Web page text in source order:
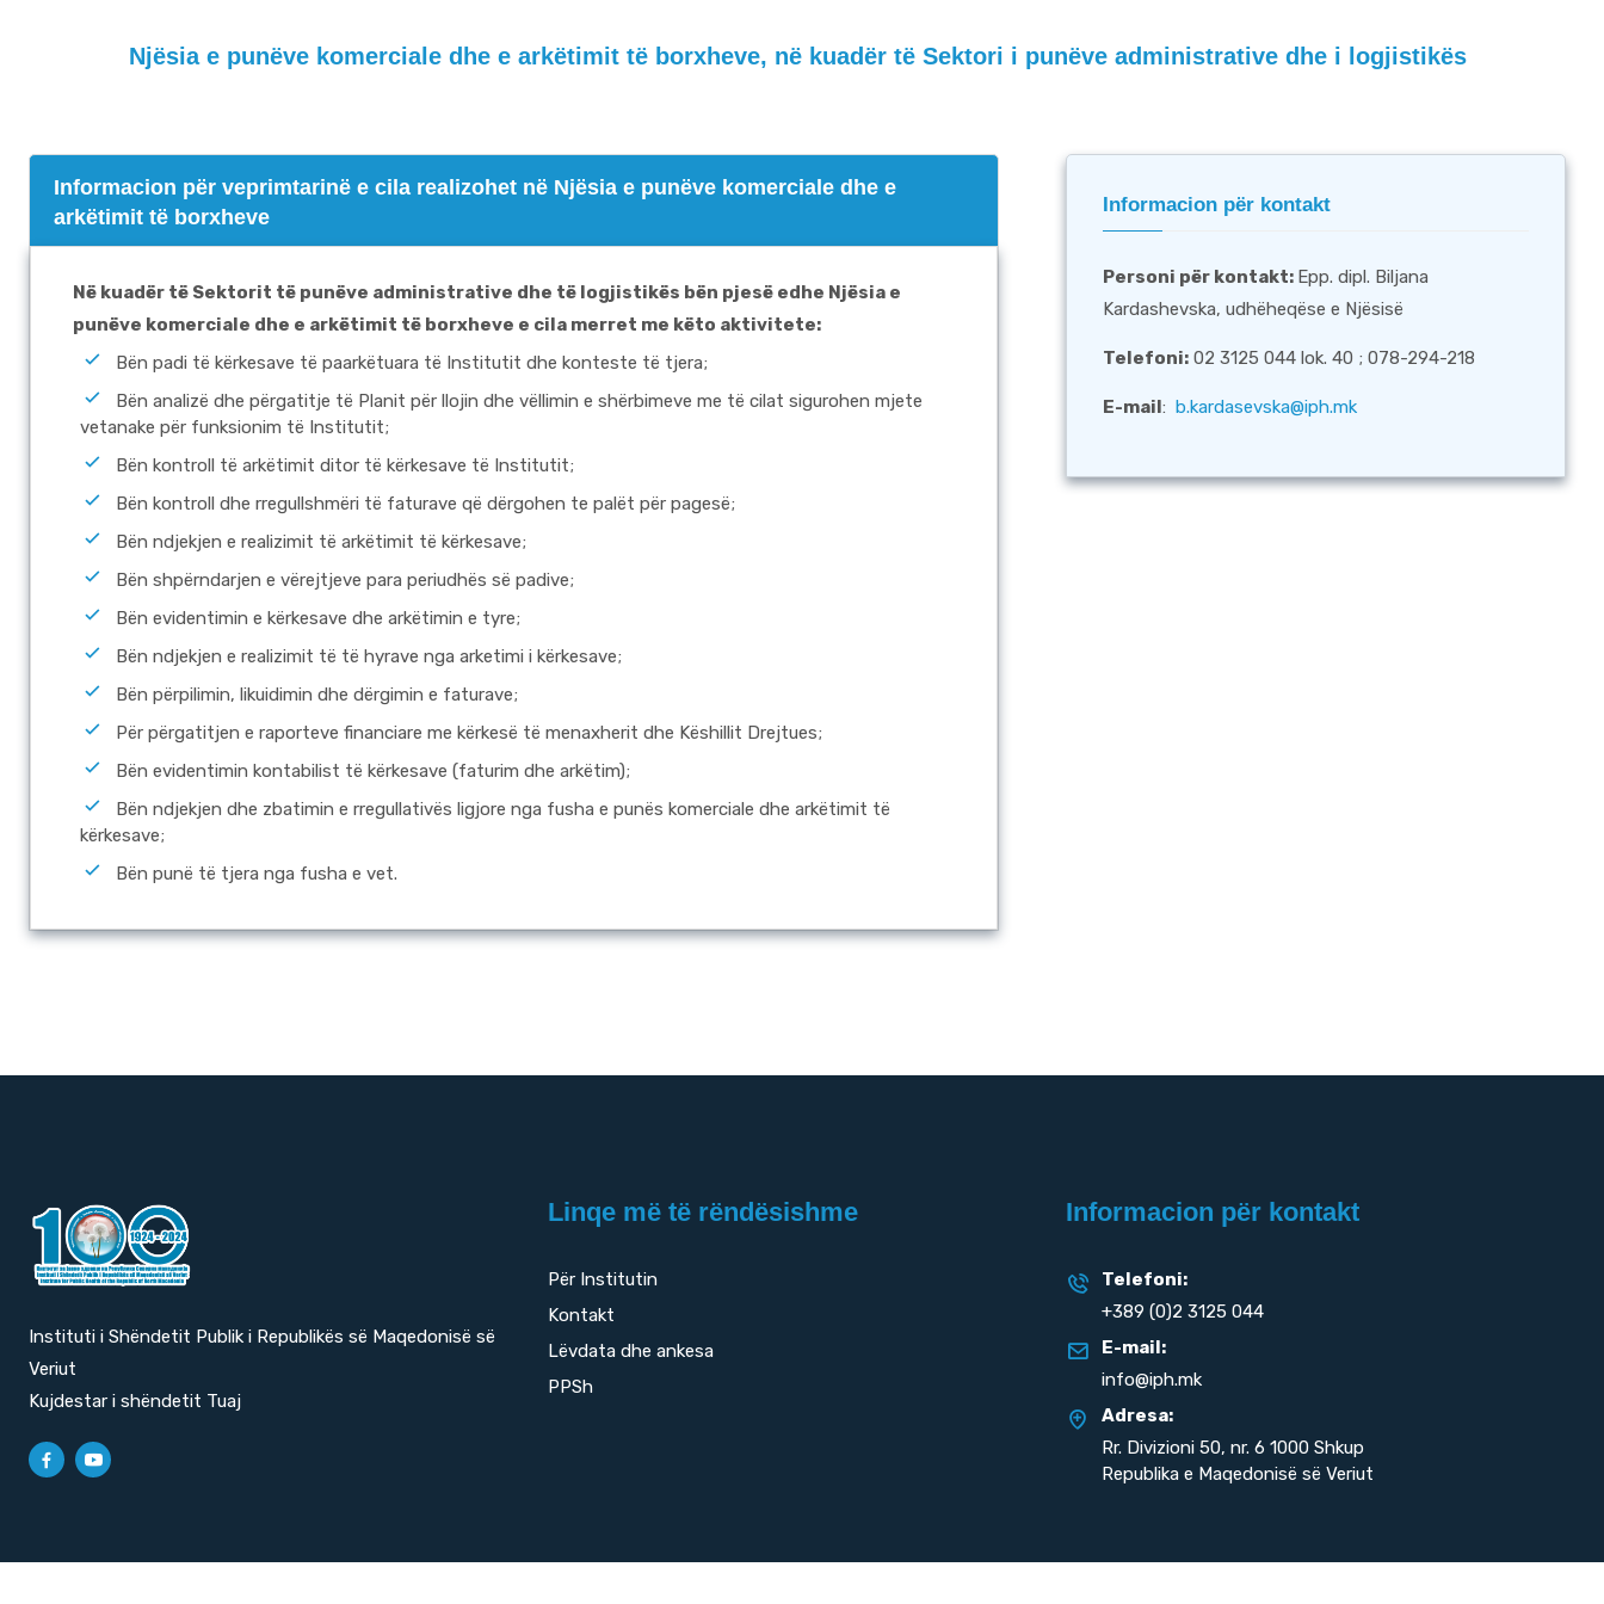
Njësia e punëve komerciale dhe e arkëtimit të borxheve, në kuadër të Sektori i punëve administrative dhe i logjistikës
Informacion për veprimtarinë e cila realizohet në Njësia e punëve komerciale dhe e
arkëtimit të borxheve
Në kuadër të Sektorit të punëve administrative dhe të logjistikës bën pjesë edhe Njësia e
punëve komerciale dhe e arkëtimit të borxheve e cila merret me këto aktivitete:
Bën padi të kërkesave të paarkëtuara të Institutit dhe konteste të tjera;
Bën analizë dhe përgatitje të Planit për llojin dhe vëllimin e shërbimeve me të cilat sigurohen mjete
vetanake për funksionim të Institutit;
Bën kontroll të arkëtimit ditor të kërkesave të Institutit;
Bën kontroll dhe rregullshmëri të faturave që dërgohen te palët për pagesë;
Bën ndjekjen e realizimit të arkëtimit të kërkesave;
Bën shpërndarjen e vërejtjeve para periudhës së padive;
Bën evidentimin e kërkesave dhe arkëtimin e tyre;
Bën ndjekjen e realizimit të të hyrave nga arketimi i kërkesave;
Bën përpilimin, likuidimin dhe dërgimin e faturave;
Për përgatitjen e raporteve financiare me kërkesë të menaxherit dhe Këshillit Drejtues;
Bën evidentimin kontabilist të kërkesave (faturim dhe arkëtim);
Bën ndjekjen dhe zbatimin e rregullativës ligjore nga fusha e punës komerciale dhe arkëtimit të
kërkesave;
Bën punë të tjera nga fusha e vet.
Informacion për kontakt
Personi për kontakt: Epp. dipl. Biljana
Kardashevska, udhëheqëse e Njësisë
Telefoni: 02 3125 044 lok. 40 ; 078-294-218
E-mail: b.kardasevska@iph.mk
Instituti i Shëndetit Publik i Republikës së Maqedonisë së
Veriut
Kujdestar i shëndetit Tuaj
Linqe më të rëndësishme
Për Institutin
Kontakt
Lëvdata dhe ankesa
PPSh
Informacion për kontakt
Telefoni:
+389 (0)2 3125 044
E-mail:
info@iph.mk
Adresa:
Rr. Divizioni 50, nr. 6 1000 Shkup
Republika e Maqedonisë së Veriut